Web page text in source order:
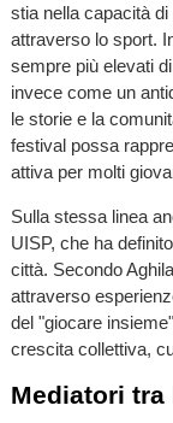
stia nella capacità
attraverso lo sport.
sempre più elevati
invece come un
le storie e la
festival possa
attiva per molti
Sulla stessa linea
UISP, che ha
città. Secondo
attraverso
del "giocare
crescita collettiva,
Mediatori tra